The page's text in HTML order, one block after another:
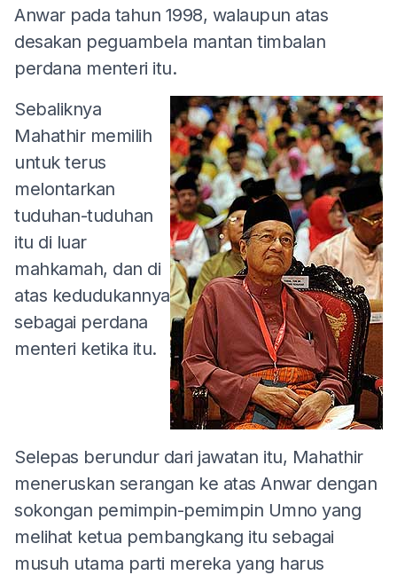
Anwar pada tahun 1998, walaupun atas
desakan peguambela mantan timbalan
perdana menteri itu.
Sebaliknya
Mahathir memilih
untuk terus
melontarkan
tuduhan-tuduhan
itu di luar
mahkamah, dan di
atas kedudukannya
sebagai perdana
menteri ketika itu.
Selepas berundur dari jawatan itu, Mahathir
meneruskan serangan ke atas Anwar dengan
sokongan pemimpin-pemimpin Umno yang
melihat ketua pembangkang itu sebagai
musuh utama parti mereka yang harus